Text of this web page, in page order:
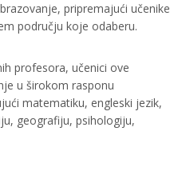
pripremajući učenike
području koje odaberu.
profesora, učenici ove
u širokom rasponu
matematiku, engleski jezik,
geografiju, psihologiju,